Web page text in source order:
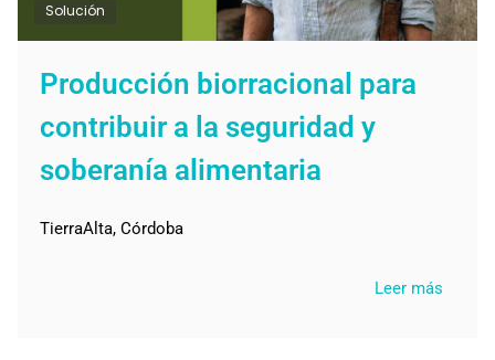
Solución
Producción biorracional para
contribuir a la seguridad y
soberanía alimentaria
TierraAlta, Córdoba
Leer más